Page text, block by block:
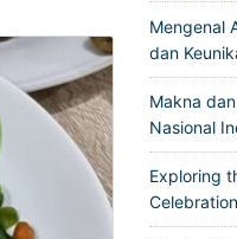
Mengenal
dan
Makna
Nasional
Exploring